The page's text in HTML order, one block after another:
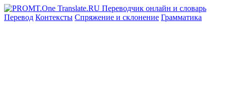
Перевод Контексты Спряжение и склонение Грамматика